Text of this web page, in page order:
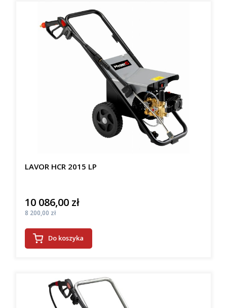
LAVOR HCR 2015 LP
Cena
10 086,00 zł
Cena
8 200,00 zł
Do koszyka